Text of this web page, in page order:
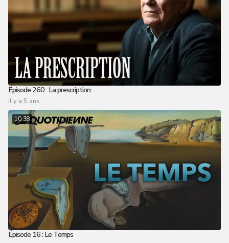
Épisode 260 : La prescription
il y a 5 ans
10:38
Épisode 16 : Le Temps